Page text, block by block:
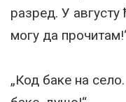
разред. У
могу да
„Код баке на